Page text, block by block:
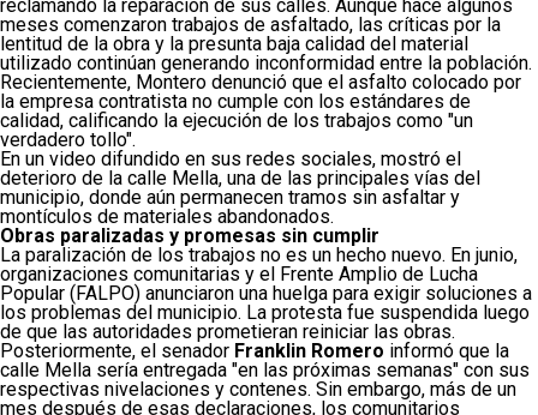
reclamando la reparación de sus calles. Aunque hace algunos
meses comenzaron trabajos de asfaltado, las críticas por la
lentitud de la obra y la presunta baja calidad del material
utilizado continúan generando inconformidad entre la población.
Recientemente, Montero denunció que el asfalto colocado por
la empresa contratista no cumple con los estándares de
calidad, calificando la ejecución de los trabajos como "un
verdadero tollo".
En un video difundido en sus redes sociales, mostró el
deterioro de la calle Mella, una de las principales vías del
municipio, donde aún permanecen tramos sin asfaltar y
montículos de materiales abandonados.
Obras paralizadas y promesas sin cumplir
La paralización de los trabajos no es un hecho nuevo. En junio,
organizaciones comunitarias y el Frente Amplio de Lucha
Popular (FALPO) anunciaron una huelga para exigir soluciones a
los problemas del municipio. La protesta fue suspendida luego
de que las autoridades prometieran reiniciar las obras.
Posteriormente, el senador Franklin Romero informó que la
calle Mella sería entregada "en las próximas semanas" con sus
respectivas nivelaciones y contenes. Sin embargo, más de un
mes después de esas declaraciones, los comunitarios